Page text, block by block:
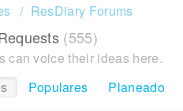
ResDiary Forums
555
can voice their ideas here.
Populares Planeado